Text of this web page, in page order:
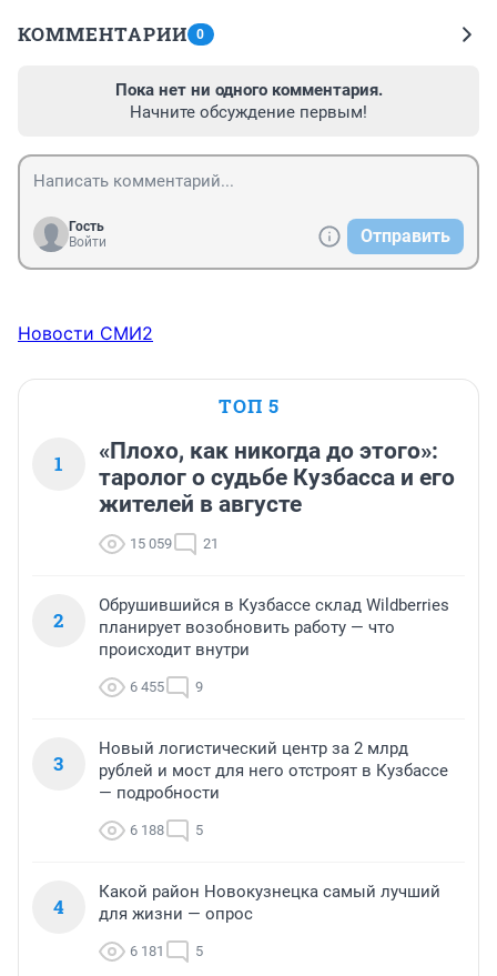
КОММЕНТАРИИ 0
Пока нет ни одного комментария.
Начните обсуждение первым!
Гость
Войти
Отправить
Новости СМИ2
ТОП 5
1
«Плохо, как никогда до этого»:
таролог о судьбе Кузбасса и его
жителей в августе
15 059 21
2
Обрушившийся в Кузбассе склад Wildberries
планирует возобновить работу — что
происходит внутри
6 455 9
3
Новый логистический центр за 2 млрд
рублей и мост для него отстроят в Кузбассе
— подробности
6 188 5
4
Какой район Новокузнецка самый лучший
для жизни — опрос
6 181 5